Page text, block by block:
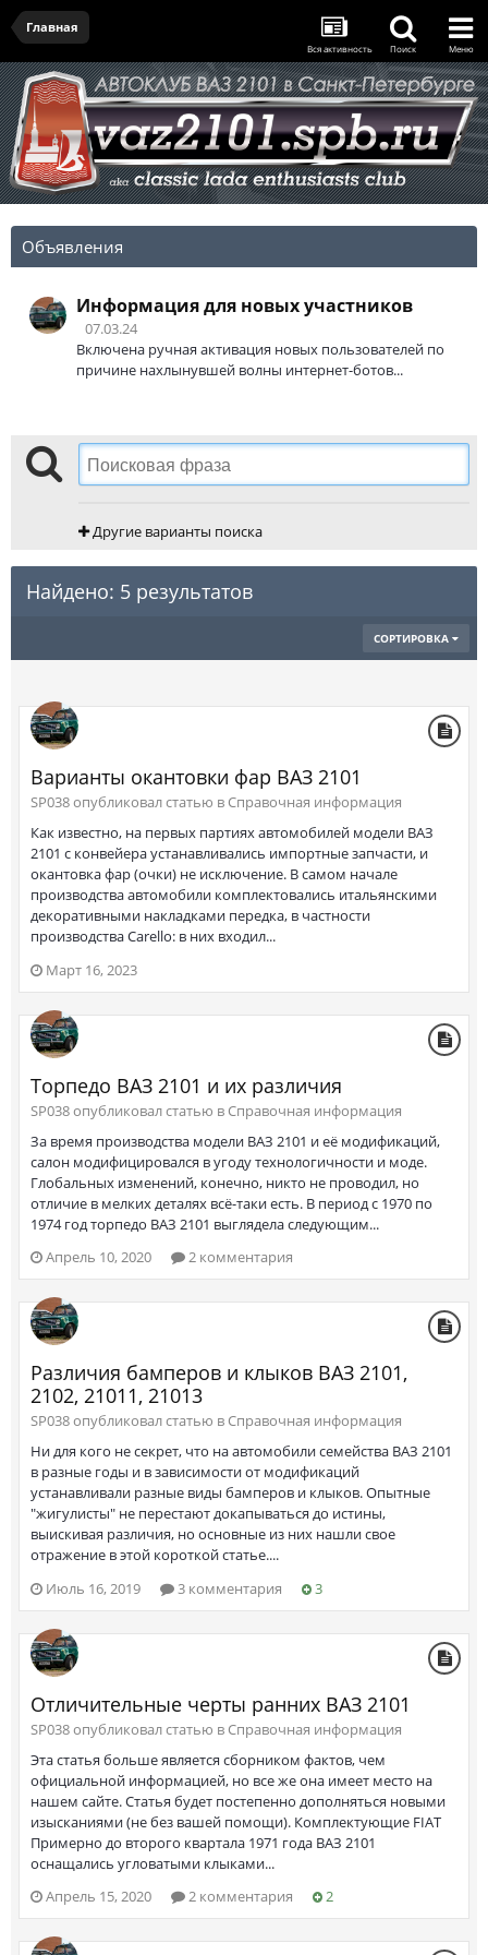
Главная
Вся активность Поиск Меню
Объявления
Информация для новых участников
07.03.24
Включена ручная активация новых пользователей по
причине нахлынувшей волны интернет-ботов...
Другие варианты поиска
Найдено: 5 результатов
СОРТИРОВКА
Варианты окантовки фар ВАЗ 2101
SP038 опубликовал статью в Справочная информация
Как известно, на первых партиях автомобилей модели ВАЗ
2101 с конвейера устанавливались импортные запчасти, и
окантовка фар (очки) не исключение. В самом начале
производства автомобили комплектовались итальянскими
декоративными накладками передка, в частности
производства Carello: в них входил...
Март 16, 2023
Торпедо ВАЗ 2101 и их различия
SP038 опубликовал статью в Справочная информация
За время производства модели ВАЗ 2101 и её модификаций,
салон модифицировался в угоду технологичности и моде.
Глобальных изменений, конечно, никто не проводил, но
отличие в мелких деталях всё-таки есть. В период с 1970 по
1974 год торпедо ВАЗ 2101 выглядела следующим...
Апрель 10, 2020
2 комментария
Различия бамперов и клыков ВАЗ 2101,
2102, 21011, 21013
SP038 опубликовал статью в Справочная информация
Ни для кого не секрет, что на автомобили семейства ВАЗ 2101
в разные годы и в зависимости от модификаций
устанавливали разные виды бамперов и клыков. Опытные
"жигулисты" не перестают докапываться до истины,
выискивая различия, но основные из них нашли свое
отражение в этой короткой статье....
Июль 16, 2019
3 комментария 3
Отличительные черты ранних ВАЗ 2101
SP038 опубликовал статью в Справочная информация
Эта статья больше является сборником фактов, чем
официальной информацией, но все же она имеет место на
нашем сайте. Статья будет постепенно дополняться новыми
изысканиями (не без вашей помощи). Комплектующие FIAT
Примерно до второго квартала 1971 года ВАЗ 2101
оснащались угловатыми клыками...
Апрель 15, 2020
2 комментария 2